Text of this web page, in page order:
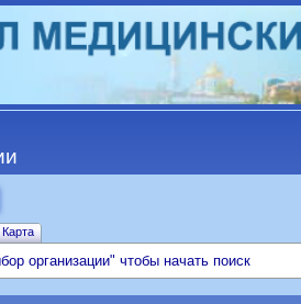
Карта
организации" чтобы начать поиск